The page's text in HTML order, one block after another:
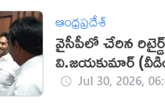
ఆంధ్రప్రదేశ్
వైసీపీలో చేరిన
వి.జయకుమార్
Jul 30, 2026,